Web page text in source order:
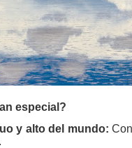
especial?
y alto del mundo: